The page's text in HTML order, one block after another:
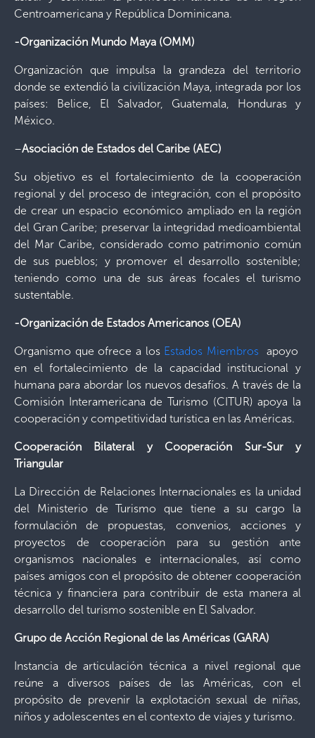
Centroamericana y República Dominicana.
-Organización Mundo Maya (OMM)
Organización que impulsa la grandeza del territorio
donde se extendió la civilización Maya, integrada por los
países: Belice, El Salvador, Guatemala, Honduras y
México.
–Asociación de Estados del Caribe (AEC)
Su objetivo es el fortalecimiento de la cooperación
regional y del proceso de integración, con el propósito
de crear un espacio económico ampliado en la región
del Gran Caribe; preservar la integridad medioambiental
del Mar Caribe, considerado como patrimonio común
de sus pueblos; y promover el desarrollo sostenible;
teniendo como una de sus áreas focales el turismo
sustentable.
-Organización de Estados Americanos (OEA)
Organismo que ofrece a los Estados Miembrosapoyo
en el fortalecimiento de la capacidad institucional y
humana para abordar los nuevos desafíos. A través de la
Comisión Interamericana de Turismo (CITUR) apoya la
cooperación y competitividad turística en las Américas.
Cooperación Bilateral y Cooperación Sur-Sur y
Triangular
La Dirección de Relaciones Internacionales es la unidad
del Ministerio de Turismo que tiene a su cargo la
formulación de propuestas, convenios, acciones y
proyectos de cooperación para su gestión ante
organismos nacionales e internacionales, así como
países amigos con el propósito de obtener cooperación
técnica y financiera para contribuir de esta manera al
desarrollo del turismo sostenible en El Salvador.
Grupo de Acción Regional de las Américas (GARA)
Instancia de articulación técnica a nivel regional que
reúne a diversos países de las Américas, con el
propósito de prevenir la explotación sexual de niñas,
niños y adolescentes en el contexto de viajes y turismo.